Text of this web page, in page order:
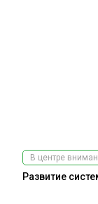
В центре
Развитие